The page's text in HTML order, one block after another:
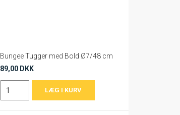
Bungee Tugger med Bold Ø7/48 cm
89,00 DKK